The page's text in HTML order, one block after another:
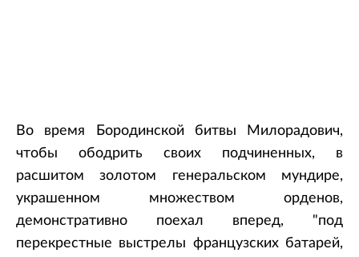
Во время Бородинской битвы Милорадович,
чтобы ободрить своих подчиненных, в
расшитом золотом генеральском мундире,
украшенном множеством орденов,
демонстративно поехал вперед, "под
перекрестные выстрелы французских батарей,